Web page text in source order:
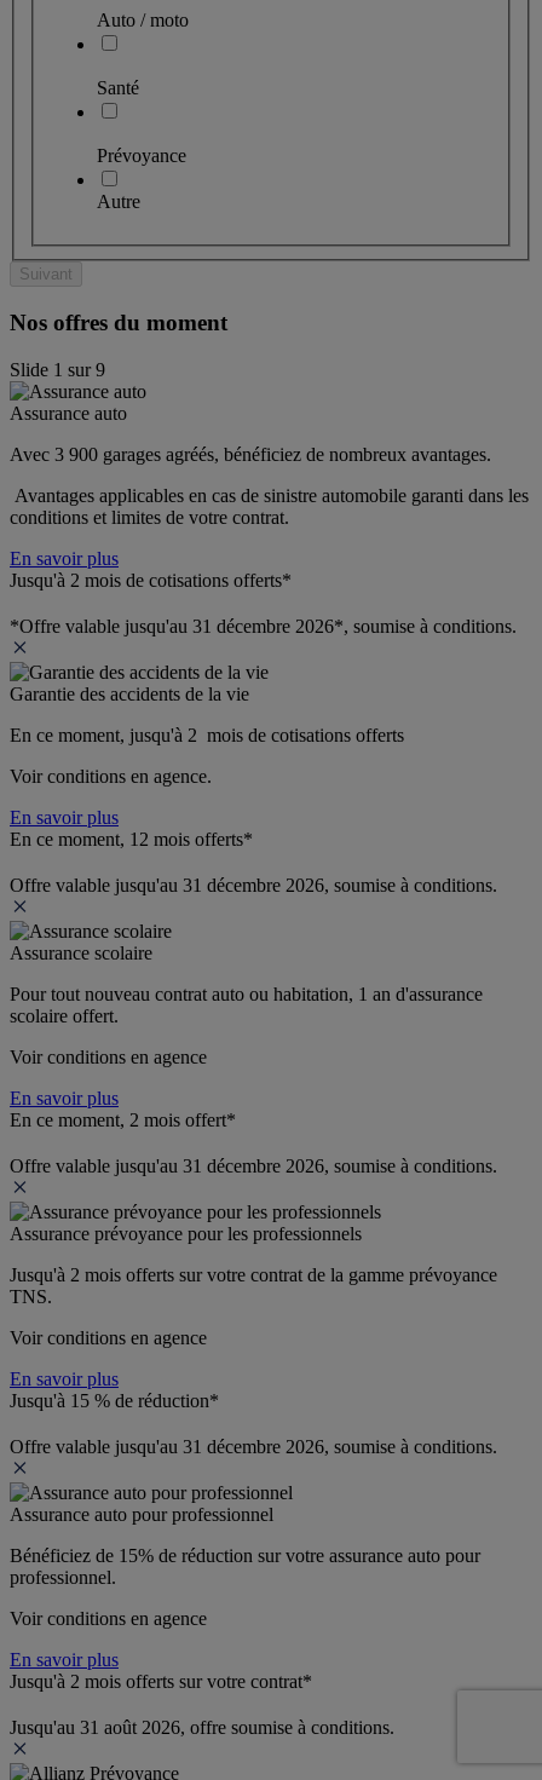
Auto / moto
Santé
Prévoyance
Autre
Suivant
Nos offres du moment
Slide 1 sur9
Assurance auto
Avec 3 900 garages agréés, bénéficiez de nombreux avantages.
Avantages applicables en cas de sinistre automobile garanti dans les
conditions et limites de votre contrat.
En savoir plus
Jusqu'à 2 mois de cotisations offerts*
*Offre valable jusqu'au 31 décembre 2026*, soumise à conditions.
Garantie des accidents de la vie
En ce moment, jusqu'à 2  mois de cotisations offerts
Voir conditions en agence.
En savoir plus
En ce moment, 12 mois offerts*
Offre valable jusqu'au 31 décembre 2026, soumise à conditions.
Assurance scolaire
Pour tout nouveau contrat auto ou habitation, 1 an d'assurance
scolaire offert.
Voir conditions en agence
En savoir plus
En ce moment, 2 mois offert*
Offre valable jusqu'au 31 décembre 2026, soumise à conditions.
Assurance prévoyance pour les professionnels
Jusqu'à 2 mois offerts sur votre contrat de la gamme prévoyance
TNS.
Voir conditions en agence
En savoir plus
Jusqu'à 15 % de réduction*
Offre valable jusqu'au 31 décembre 2026, soumise à conditions.
Assurance auto pour professionnel
Bénéficiez de 15% de réduction sur votre assurance auto pour
professionnel.
Voir conditions en agence
En savoir plus
Jusqu'à 2 mois offerts sur votre contrat*
Jusqu'au 31 août 2026, offre soumise à conditions.